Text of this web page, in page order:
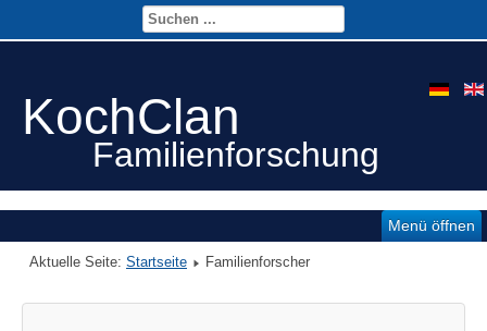
KochClan
Familienforschung
Menü öffnen
Aktuelle Seite: Startseite Familienforscher